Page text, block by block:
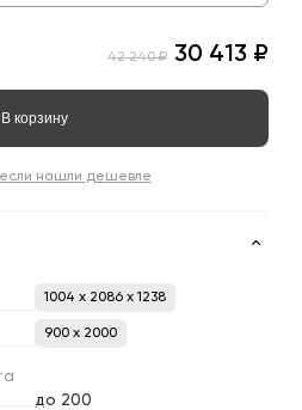
42 240 ₽ 30 413 ₽
В корзину
нашли дешевле
1004 x 2086 x 1238
900 х 2000
до 200